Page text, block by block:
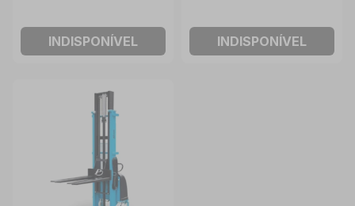
INDISPONÍVEL INDISPONÍVEL